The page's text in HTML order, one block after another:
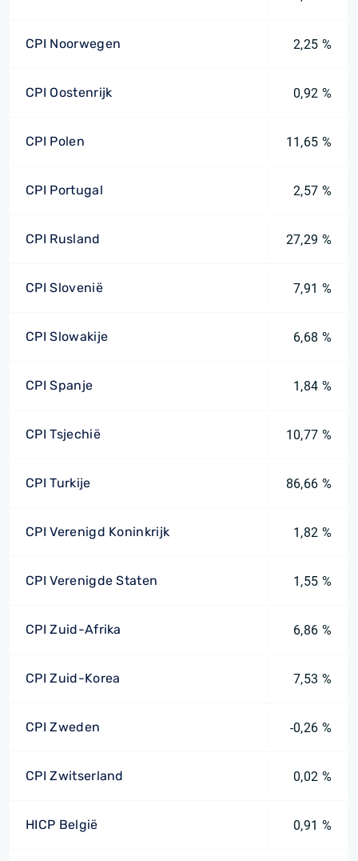
CPI Noorwegen 2,25 %
CPI Oostenrijk 0,92 %
CPI Polen 11,65 %
CPI Portugal 2,57 %
CPI Rusland 27,29 %
CPI Slovenië 7,91 %
CPI Slowakije 6,68 %
CPI Spanje 1,84 %
CPI Tsjechië 10,77 %
CPI Turkije 86,66 %
CPI Verenigd Koninkrijk 1,82 %
CPI Verenigde Staten 1,55 %
CPI Zuid-Afrika 6,86 %
CPI Zuid-Korea 7,53 %
CPI Zweden -0,26 %
CPI Zwitserland 0,02 %
HICP België 0,91 %